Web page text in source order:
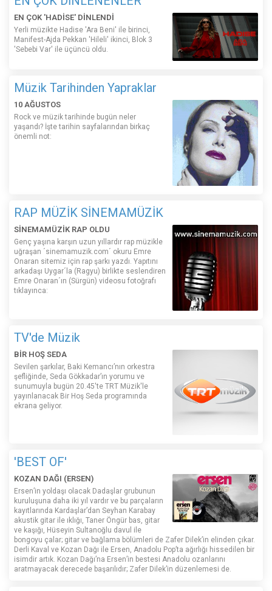
EN ÇOK 'HADİSE' DİNLENDİ
Yerli müzikte Hadise 'Ara Beni' ile birinci,
Manifest-Ajda Pekkan 'Hileli' ikinci, Blok 3
'Sebebi Var' ile üçüncü oldu.
Müzik Tarihinden Yapraklar
10 AĞUSTOS
Rock ve müzik tarihinde bugün neler
yaşandı? İşte tarihin sayfalarından birkaç
önemli not:
RAP MÜZİK SİNEMAMÜZİK
SİNEMAMÜZİK RAP OLDU
Genç yaşına karşın uzun yıllardır rap müzikle
uğraşan ´sinemamuzik.com´ okuru Emre
Onaran sitemiz için rap şarkı yazdı. Yapıtını
arkadaşı Uygar´la (Ragyu) birlikte seslendiren
Emre Onaran´ın (Sürgün) videosu fotoğrafı
tıklayınca:
TV'de Müzik
BİR HOŞ SEDA
Sevilen şarkılar, Baki Kemancı’nın orkestra
şefliğinde, Seda Gökkadar’ın yorumu ve
sunumuyla bugün 20.45'te TRT Müzik'le
yayınlanacak Bir Hoş Seda programında
ekrana geliyor.
'BEST OF'
KOZAN DAĞI (ERSEN)
Ersen’in yoldaşı olacak Dadaşlar grubunun
kuruluşuna daha iki yıl vardır ve bu parçaların
kayıtlarında Kardaşlar’dan Seyhan Karabay
akustik gitar ile ıklığı, Taner Öngür bas, gitar
ve kaşığı, Hüseyin Sultanoğlu davul ile
bongoyu çalar; gitar ve bağlama bölümleri de Zafer Dilek’in elinden çıkar.
Derli Kaval ve Kozan Dağı ile Ersen, Anadolu Pop’ta ağırlığı hissedilen bir
isimdir artık. Kozan Dağı’na Ersen’in bestesi Anadolu ozanlarını
aratmayacak derecede başarılıdır; Zafer Dilek’in düzenlemesi de.